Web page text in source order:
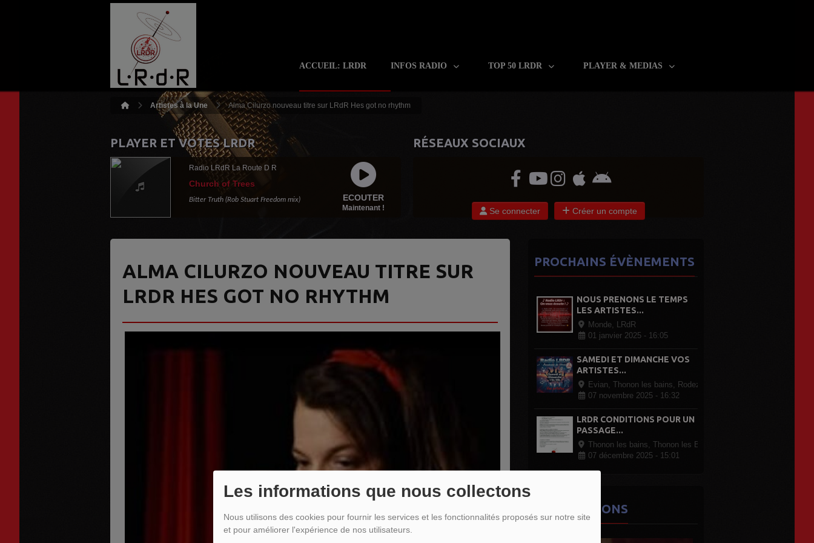
Les informations que nous collectons
Nous utilisons des cookies pour fournir les services et les fonctionnalités proposés sur notre site
et pour améliorer l'expérience de nos utilisateurs.
ACCUEIL: LRDR INFOS RADIO TOP 50 LRDR PLAYER & MEDIAS
Artistes à la Une Alma Cilurzo nouveau titre sur LRdR Hes got no rhythm
PLAYER ET VOTES LRDR
ECOUTER
Maintenant !
Radio LRdR La Route D R
Church of Trees
Bitter Truth (Rob Stuart Freedom mix)
RÉSEAUX SOCIAUX
Se connecter Créer un compte
ALMA CILURZO NOUVEAU TITRE SUR
LRDR HES GOT NO RHYTHM
PROCHAINS ÉVÈNEMENTS
NOUS PRENONS LE TEMPS
LES ARTISTES...
Monde, LRdR
01 janvier 2025 - 16:05
SAMEDI ET DIMANCHE VOS
ARTISTES...
Evian, Thonon les bains, Rodez Paris, partout en France
07 novembre 2025 - 16:32
LRDR CONDITIONS POUR UN
PASSAGE...
Thonon les bains, Thonon les Bains
07 décembre 2025 - 15:01
LES ÉMISSIONS